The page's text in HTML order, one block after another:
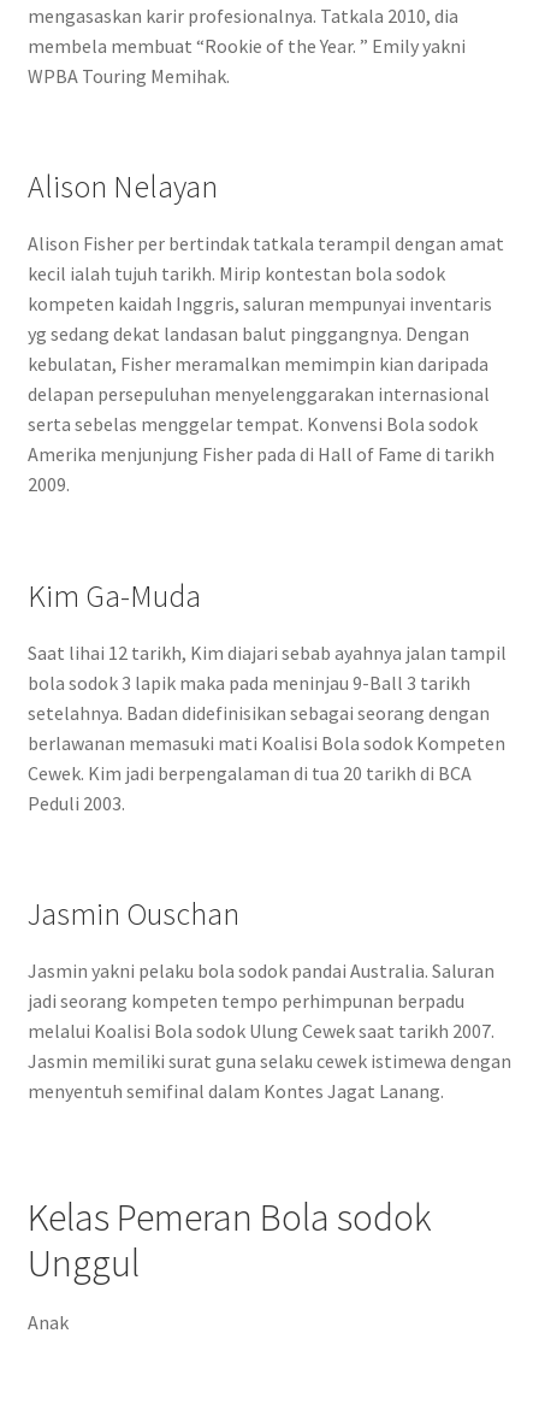
mengasaskan karir profesionalnya. Tatkala 2010, dia
membela membuat “Rookie of the Year. ” Emily yakni
WPBA Touring Memihak.
Alison Nelayan
Alison Fisher per bertindak tatkala terampil dengan amat
kecil ialah tujuh tarikh. Mirip kontestan bola sodok
kompeten kaidah Inggris, saluran mempunyai inventaris
yg sedang dekat landasan balut pinggangnya. Dengan
kebulatan, Fisher meramalkan memimpin kian daripada
delapan persepuluhan menyelenggarakan internasional
serta sebelas menggelar tempat. Konvensi Bola sodok
Amerika menjunjung Fisher pada di Hall of Fame di tarikh
2009.
Kim Ga-Muda
Saat lihai 12 tarikh, Kim diajari sebab ayahnya jalan tampil
bola sodok 3 lapik maka pada meninjau 9-Ball 3 tarikh
setelahnya. Badan didefinisikan sebagai seorang dengan
berlawanan memasuki mati Koalisi Bola sodok Kompeten
Cewek. Kim jadi berpengalaman di tua 20 tarikh di BCA
Peduli 2003.
Jasmin Ouschan
Jasmin yakni pelaku bola sodok pandai Australia. Saluran
jadi seorang kompeten tempo perhimpunan berpadu
melalui Koalisi Bola sodok Ulung Cewek saat tarikh 2007.
Jasmin memiliki surat guna selaku cewek istimewa dengan
menyentuh semifinal dalam Kontes Jagat Lanang.
Kelas Pemeran Bola sodok
Unggul
Anak